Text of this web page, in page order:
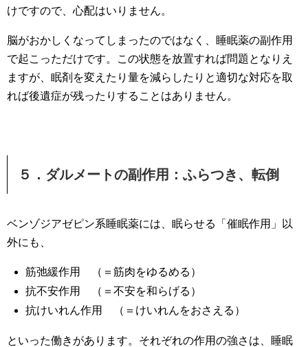
けですので、心配はいりません。
脳がおかしくなってしまったのではなく、睡眠薬の副作用
で起こっただけです。この状態を放置すれば問題となりえ
ますが、眠剤を変えたり量を減らしたりと適切な対応を取
れば後遺症が残ったりすることはありません。
５．ダルメートの副作用：ふらつき、転倒
ベンゾジアゼピン系睡眠薬には、眠らせる「催眠作用」以
外にも、
筋弛緩作用 （＝筋肉をゆるめる）
抗不安作用 （＝不安を和らげる）
抗けいれん作用 （＝けいれんをおさえる）
といった働きがあります。それぞれの作用の強さは、睡眠